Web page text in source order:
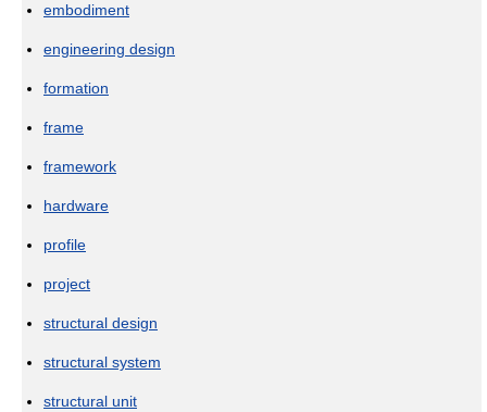
embodiment
engineering design
formation
frame
framework
hardware
profile
project
structural design
structural system
structural unit